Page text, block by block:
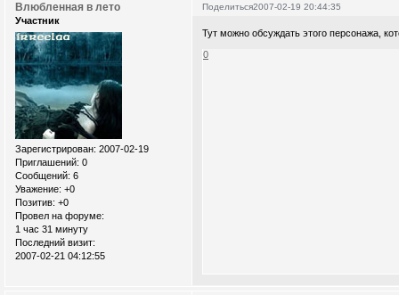
Поделиться2007-02-19 20:44:35
Влюбленная в лето
Участник
Зарегистрирован: 2007-02-19
Приглашений: 0
Сообщений: 6
Уважение: +0
Позитив: +0
Провел на форуме:
1 час 31 минуту
Последний визит:
2007-02-21 04:12:55
Тут можно обсуждать этого персонажа,
0